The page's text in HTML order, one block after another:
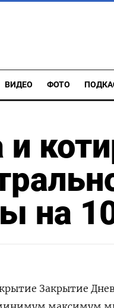
ВИДЕО ФОТО
на
Закрытие